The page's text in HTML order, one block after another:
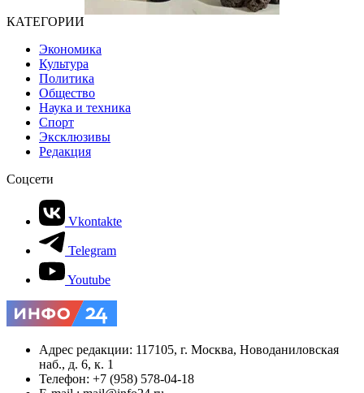
КАТЕГОРИИ
Экономика
Культура
Политика
Общество
Наука и техника
Спорт
Эксклюзивы
Редакция
Соцсети
Vkontakte
Telegram
Youtube
Адрес редакции: 117105, г. Москва, Новоданиловская
наб., д. 6, к. 1
Телефон: +7 (958) 578-04-18